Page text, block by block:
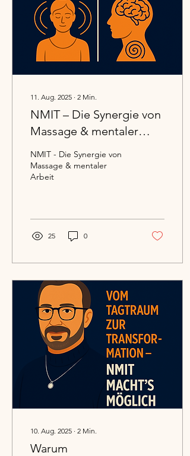
11. Aug. 2025 ∙ 2 Min.
NMIT – Die Synergie von
Massage & mentaler
Arbeit
NMIT - Die Synergie von
Massage & mentaler
Arbeit
25 0
10. Aug. 2025 ∙ 2 Min.
Warum